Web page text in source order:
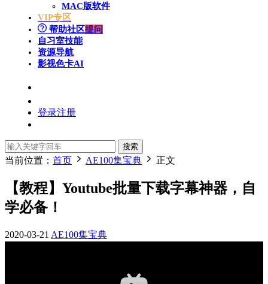
MAC版软件
VIP专区
帮助社区提问
自习室技能
资源导航
影视色卡AI
登录注册
搜索
当前位置： 首页 AE100集宝典 正文
【教程】Youtube批量下载字幕神器，自
学必备！
2020-03-21 AE100集宝典